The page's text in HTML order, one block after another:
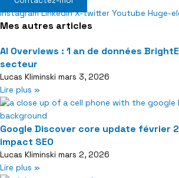
Instagram Linkedin X-twitter Youtube Huge-
Mes autres articles
AI Overviews : 1 an de données
secteur
Lucas Kliminski mars 3, 2026
Lire plus »
Google Discover core update février
impact SEO
Lucas Kliminski mars 2, 2026
Lire plus »